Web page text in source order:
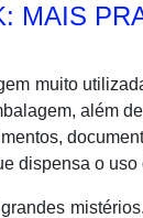
MAIS
muito
além
dispensa o